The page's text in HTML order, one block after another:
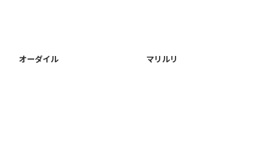
オーダイル マリルリ